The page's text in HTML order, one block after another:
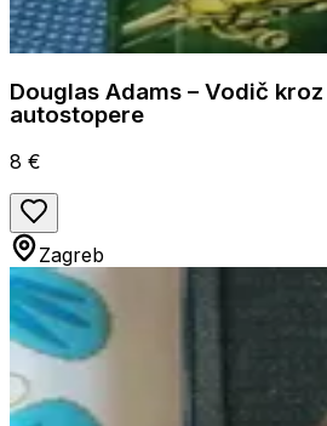
Douglas Adams – Vodič
autostopere
8 €
Zagreb